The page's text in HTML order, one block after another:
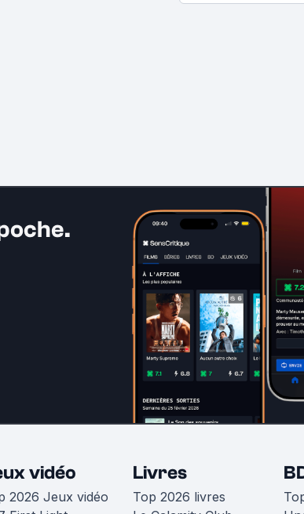
vidéo
2026 Jeux vidéo
Livres
Top 2026 livres